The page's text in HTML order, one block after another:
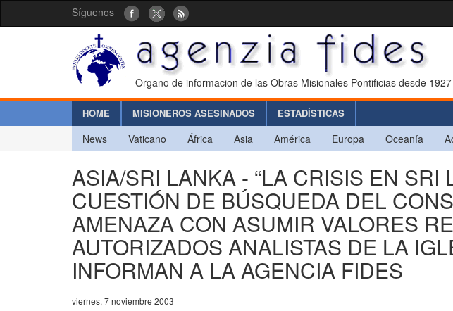
Síguenos
Organo de informacion de las Obras Misionales Pontificias desde 1927
HOME MISIONEROS ASESINADOS ESTADÍSTICAS
News Vaticano África Asia América Europa Oceanía
ASIA/SRI LANKA - “LA CRISIS EN SRI
CUESTIÓN DE BÚSQUEDA DEL
AMENAZA CON ASUMIR VALORES
AUTORIZADOS ANALISTAS DE LA
INFORMAN A LA AGENCIA FIDES
viernes, 7 noviembre 2003